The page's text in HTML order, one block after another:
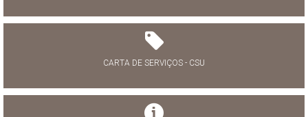
CARTA DE SERVIÇOS - CSU